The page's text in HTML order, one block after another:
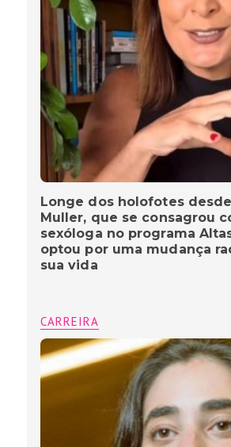
Longe dos holofotes desde
Muller, que se consagrou
sexóloga no programa
optou por uma mudança
sua vida
CARREIRA